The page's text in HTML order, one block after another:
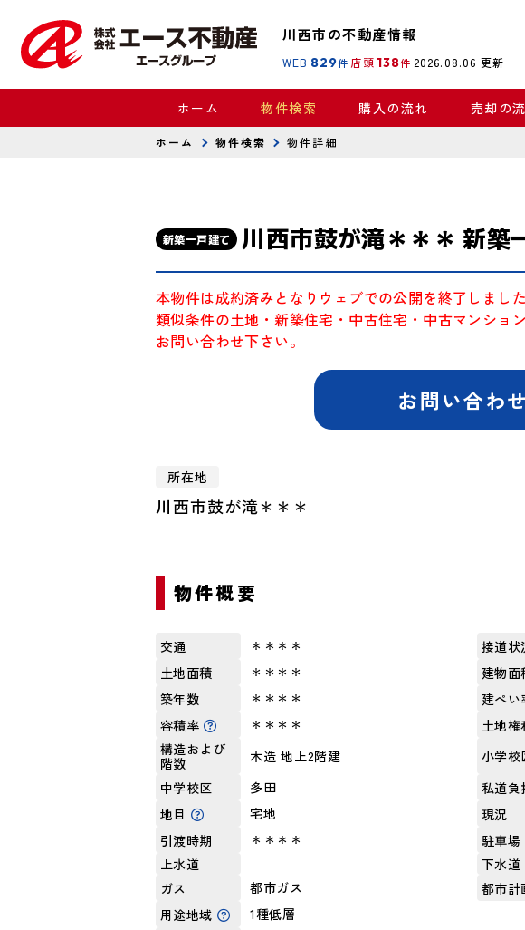
川西市の不動産情報
WEB 829件 店頭 138件 2026.08.06 更新
ホーム 物件検索 購入の流れ 売却の
ホーム 物件検索 物件詳細
新築一戸建て 川西市鼓が滝＊＊＊ 新築
本物件は成約済みとなりウェブでの公開を終了しました
類似条件の土地・新築住宅・中古住宅・中古マンショ
お問い合わせ下さい。
お問い合わせ
所在地
川西市鼓が滝＊＊＊
物件概要
交通 ＊＊＊＊ 接道状
土地面積
＊＊＊＊ 建物面
築年数
＊＊＊＊ 建ぺい
容積率
＊＊＊＊ 土地権
構造および
階数
木造 地上2階建 小学校
中学校区
多田
私道負
地目
宅地
現況
引渡時期
＊＊＊＊ 駐車場
上水道
下水道
ガス
都市ガス 都市計
用途地域
1種低層